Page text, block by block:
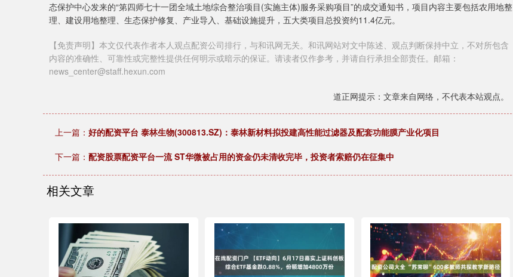
态保护中心发来的“第四师七十一团全域土地综合整治项目(实施主体)服务采购项目”的成交通知书，项目内容主要包括农用地整
理、建设用地整理、生态保护修复、产业导入、基础设施提升，五大类项目总投资约11.4亿元。
【免责声明】本文仅代表作者本人观点配资公司排行，与和讯网无关。和讯网站对文中陈述、观点判断保持中立，不对所包含
内容的准确性、可靠性或完整性提供任何明示或暗示的保证。请读者仅作参考，并请自行承担全部责任。邮箱：
news_center@staff.hexun.com
道正网提示：文章来自网络，不代表本站观点。
上一篇： 好的配资平台 泰林生物(300813.SZ)：泰林新材料拟投建高性能过滤器及配套功能膜产业化项目
下一篇： 配资股票配资平台一流 ST华微被占用的资金仍未清收完毕，投资者索赔仍在征集中
相关文章